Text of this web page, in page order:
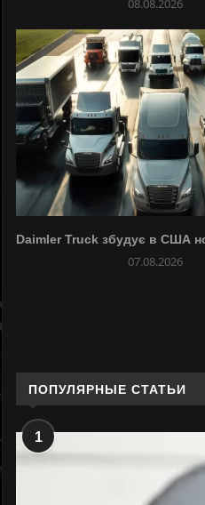
08.08.2026
Daimler Truck збудує в США
07.08.2026
ПОПУЛЯРНЫЕ СТАТЬИ
1